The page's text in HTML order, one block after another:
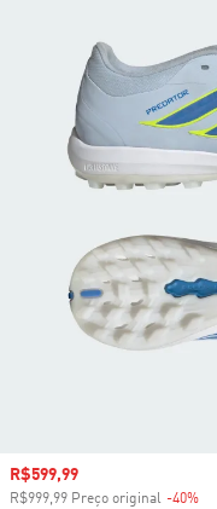
Preço com desconto
R$599,99
R$999,99 Preço original -40%